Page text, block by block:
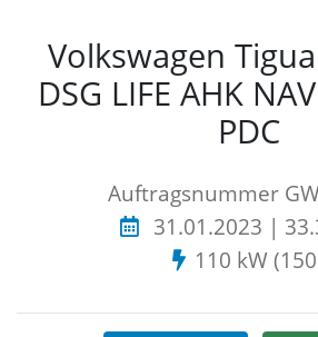
Volkswagen
DSG LIFE AHK
PDC
Auftragsnummer
31.01.2023 |
110 kW (150